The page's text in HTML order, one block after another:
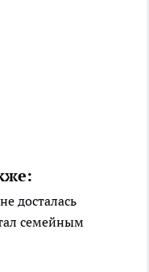
досталась
семейным